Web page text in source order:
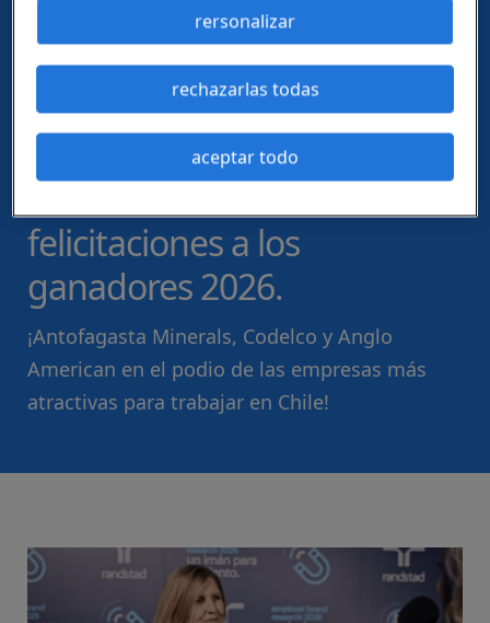
felicitaciones a los
ganadores 2026.
¡Antofagasta Minerals, Codelco y Anglo
American en el podio de las empresas más
atractivas para trabajar en Chile!
rersonalizar
rechazarlas todas
aceptar todo